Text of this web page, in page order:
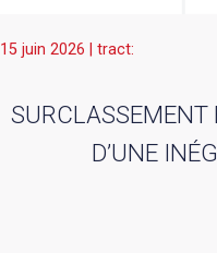
15 juin 2026 | tract:
SURCLASSEMENT
D’UNE